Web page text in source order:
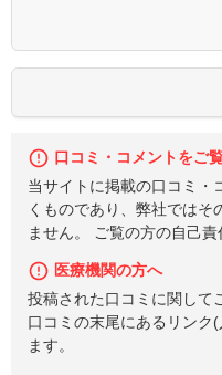
口コミ・コメントをご
当サイトに掲載の口コミ・
くものであり、弊社ではそ
ません。 ご覧の方の自己
医療機関の方へ
投稿された口コミに関して
口コミの末尾にあるリンク
ます。